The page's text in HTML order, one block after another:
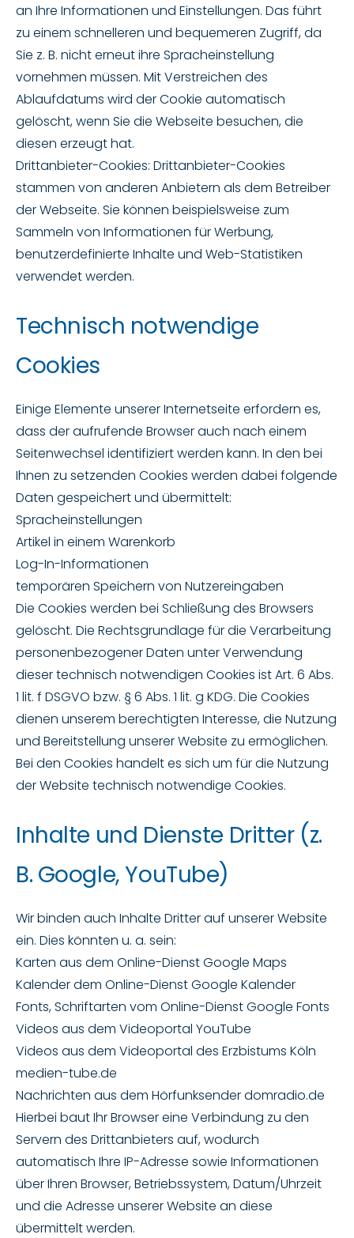
an Ihre Informationen und Einstellungen. Das führt
zu einem schnelleren und bequemeren Zugriff, da
Sie z. B. nicht erneut ihre Spracheinstellung
vornehmen müssen. Mit Verstreichen des
Ablaufdatums wird der Cookie automatisch
gelöscht, wenn Sie die Webseite besuchen, die
diesen erzeugt hat.
Drittanbieter-Cookies: Drittanbieter-Cookies
stammen von anderen Anbietern als dem Betreiber
der Webseite. Sie können beispielsweise zum
Sammeln von Informationen für Werbung,
benutzerdefinierte Inhalte und Web-Statistiken
verwendet werden.
Technisch notwendige
Cookies
Einige Elemente unserer Internetseite erfordern es,
dass der aufrufende Browser auch nach einem
Seitenwechsel identifiziert werden kann. In den bei
Ihnen zu setzenden Cookies werden dabei folgende
Daten gespeichert und übermittelt:
Spracheinstellungen
Artikel in einem Warenkorb
Log-In-Informationen
temporären Speichern von Nutzereingaben
Die Cookies werden bei Schließung des Browsers
gelöscht. Die Rechtsgrundlage für die Verarbeitung
personenbezogener Daten unter Verwendung
dieser technisch notwendigen Cookies ist Art. 6 Abs.
1 lit. f DSGVO bzw. § 6 Abs. 1 lit. g KDG. Die Cookies
dienen unserem berechtigten Interesse, die Nutzung
und Bereitstellung unserer Website zu ermöglichen.
Bei den Cookies handelt es sich um für die Nutzung
der Website technisch notwendige Cookies.
Inhalte und Dienste Dritter (z.
B. Google, YouTube)
Wir binden auch Inhalte Dritter auf unserer Website
ein. Dies könnten u. a. sein:
Karten aus dem Online-Dienst Google Maps
Kalender dem Online-Dienst Google Kalender
Fonts, Schriftarten vom Online-Dienst Google Fonts
Videos aus dem Videoportal YouTube
Videos aus dem Videoportal des Erzbistums Köln
medien-tube.de
Nachrichten aus dem Hörfunksender domradio.de
Hierbei baut Ihr Browser eine Verbindung zu den
Servern des Drittanbieters auf, wodurch
automatisch Ihre IP-Adresse sowie Informationen
über Ihren Browser, Betriebssystem, Datum/Uhrzeit
und die Adresse unserer Website an diese
übermittelt werden.